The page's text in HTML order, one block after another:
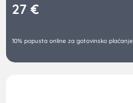
27 €
10% popusta online za gotovinsko plaćanje